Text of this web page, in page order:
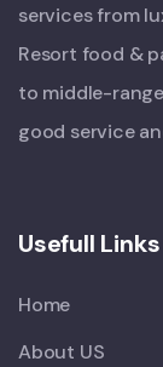
services from
Resort food &
to middle-
good service
Usefull Links
Home
About US